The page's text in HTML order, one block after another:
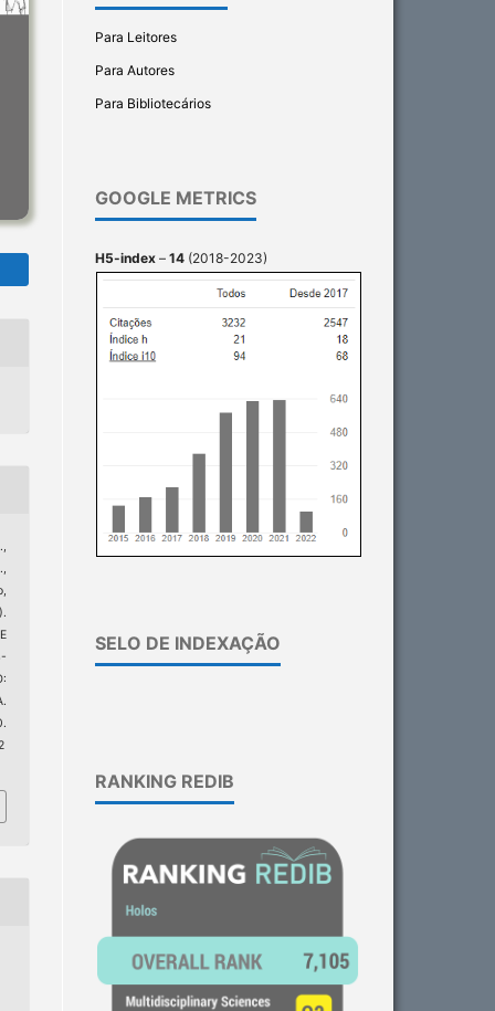
Para Leitores
Para Autores
Para Bibliotecários
GOOGLE METRICS
H5-index – 14 (2018-2023)
SELO DE INDEXAÇÃO
RANKING REDIB